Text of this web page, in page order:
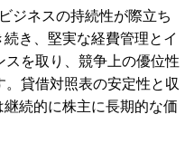
ジネスの持続性が際立ち
き、堅実な経費管理とイ
スを取り、競争上の優位性
貸借対照表の安定性と収
続的に株主に長期的な価